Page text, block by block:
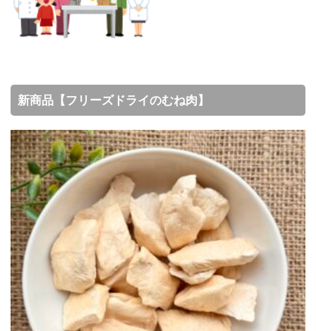
新商品【フリーズドライのむね肉】